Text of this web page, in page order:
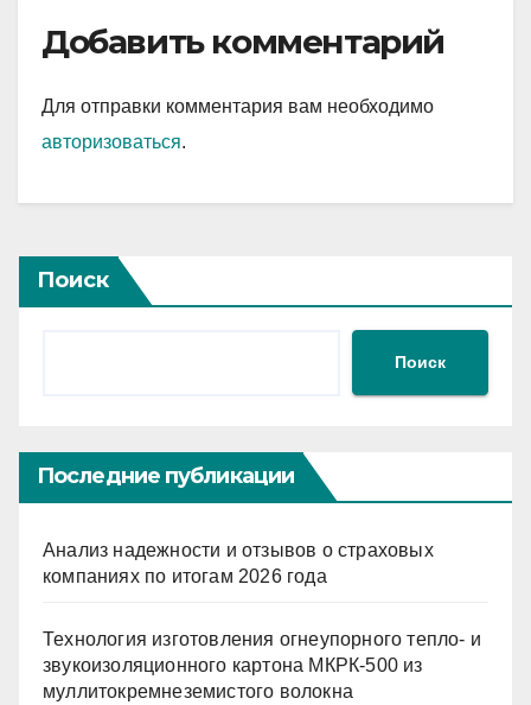
Добавить комментарий
Для отправки комментария вам необходимо
авторизоваться.
Поиск
Поиск
Последние публикации
Анализ надежности и отзывов о страховых
компаниях по итогам 2026 года
Технология изготовления огнеупорного тепло- и
звукоизоляционного картона МКРК-500 из
муллитокремнеземистого волокна